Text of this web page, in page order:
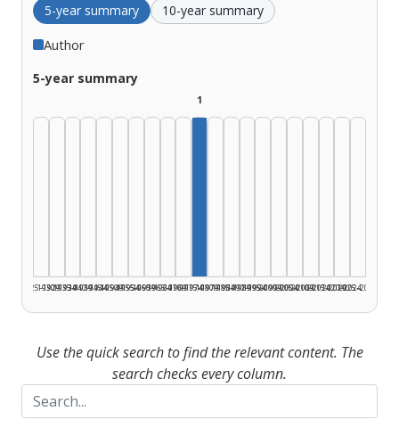
5-year summary 10-year summary
Author
5-year summary
1925–1929
1930–1934
1935–1939
1940–1944
1945–1949
1950–1954
1955–1959
1960–1964
1965–1969
1970–1974
1
1975–1979
1980–1984
1985–1989
1990–1994
1995–1999
2000–2004
2005–2009
2010–2014
2015–2019
2020–2024
2025–2026
Use the quick search to find the relevant content. The
search checks every column.